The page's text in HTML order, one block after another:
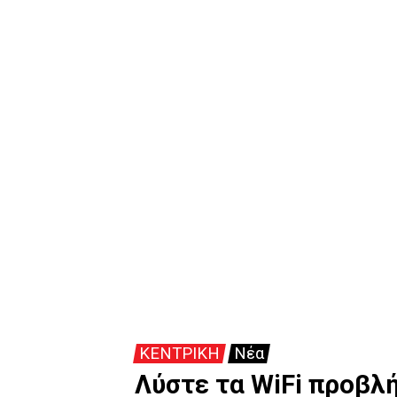
ΚΕΝΤΡΙΚΗ Νέα
Λύστε τα WiFi